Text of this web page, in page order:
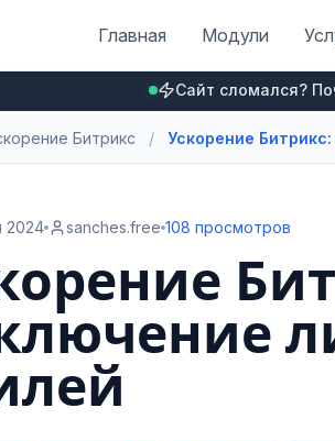
Главная Модули
Сайт сломался?
Битрикс / Ускорение
2024 sanches.free 108 просмотров